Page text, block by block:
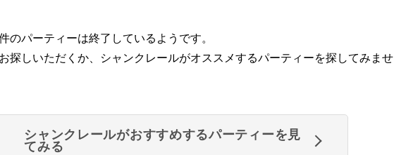
のパーティーは終了しているようです。
探しいただくか、シャンクレールがオススメするパーティーを探してみませ
シャンクレールがおすすめするパーティーを見
てみる